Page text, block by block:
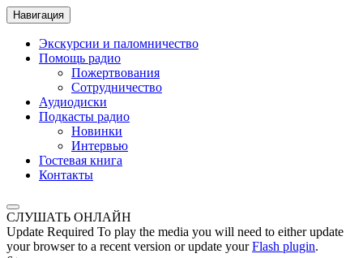
Навигация
Экскурсии и паломничество
Помощь радио
Пожертвования
Сотрудничество
Аудиодиски
Подкасты радио
Новинки
Интервью
Гостевая книга
Контакты
СЛУШАТЬ ОНЛАЙН
Update Required To play the media you will need to either update
your browser to a recent version or update yourFlash plugin.